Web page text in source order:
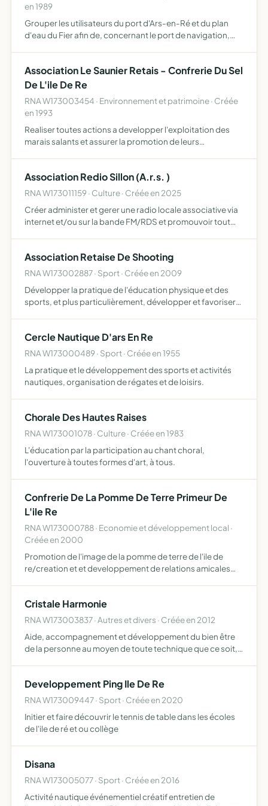
en 1989
Grouper les utilisateurs du port d'Ars-en-Ré et du plan
d'eau du Fier afin de, concernant le port de navigation,
Association Le Saunier Retais - Confrerie Du Sel
De L'ile De Re
RNA W173003454 · Environnement et patrimoine · Créée
en 1993
Realiser toutes actions a developper l'exploitation des
marais salants et assurer la promotion de leurs
Association Redio Sillon (A.r.s. )
RNA W173011159 · Culture · Créée en 2025
Créer administer et gerer une radio locale associative via
internet et/ou sur la bande FM/RDS et promouvoir tout
Association Retaise De Shooting
RNA W173002887 · Sport · Créée en 2009
Développer la pratique de l'éducation physique et des
sports, et plus particulièrement, développer et favoriser
Cercle Nautique D'ars En Re
RNA W173000489 · Sport · Créée en 1955
La pratique et le développement des sports et activités
nautiques, organisation de régates et de loisirs.
Chorale Des Hautes Raises
RNA W173001078 · Culture · Créée en 1983
L'éducation par la participation au chant choral,
l'ouverture à toutes formes d'art, à tous.
Confrerie De La Pomme De Terre Primeur De
L'ile Re
RNA W173000788 · Economie et développement local ·
Créée en 2000
Promotion de l'image de la pomme de terre de l'ile de
re/creation et et developpement de relations amicales
mouveme…
Cristale Harmonie
RNA W173003837 · Autres et divers · Créée en 2012
Aide, accompagnement et développement du bien être
de la personne au moyen de toute technique que ce soit,
Developpement Ping Ile De Re
RNA W173009447 · Sport · Créée en 2020
Initier et faire découvrir le tennis de table dans les écoles
de l'ile de ré et ou collège
Disana
RNA W173005077 · Sport · Créée en 2016
Activité nautique événementiel créatif entretien de